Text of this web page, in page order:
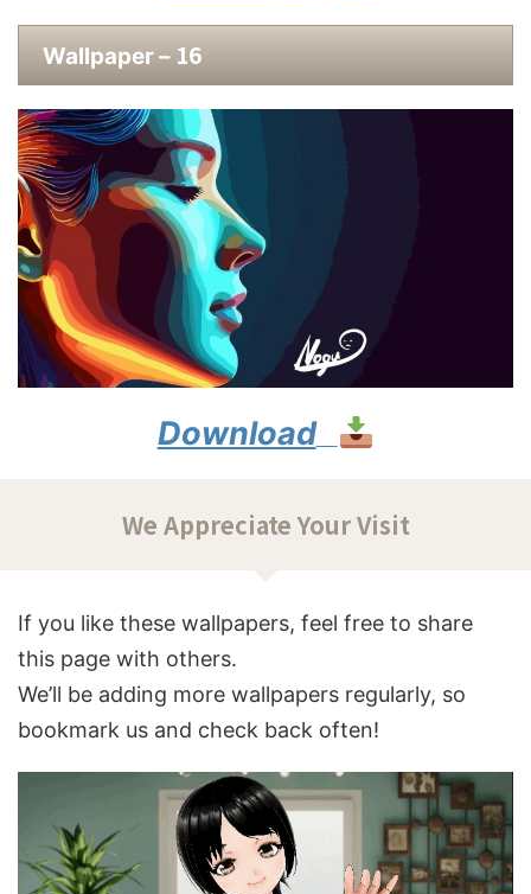
Wallpaper – 16
Download
We Appreciate Your Visit
If you like these wallpapers, feel free to share
this page with others.
We’ll be adding more wallpapers regularly, so
bookmark us and check back often!